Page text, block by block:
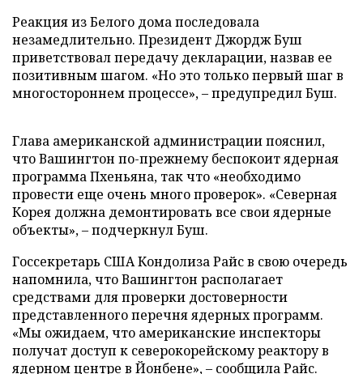
Реакция из Белого дома последовала
незамедлительно. Президент Джордж Буш
приветствовал передачу декларации, назвав ее
позитивным шагом. «Но это только первый шаг в
многостороннем процессе», – предупредил Буш.
Глава американской администрации пояснил,
что Вашингтон по-прежнему беспокоит ядерная
программа Пхеньяна, так что «необходимо
провести еще очень много проверок». «Северная
Корея должна демонтировать все свои ядерные
объекты», – подчеркнул Буш.
Госсекретарь США Кондолиза Райс в свою очередь
напомнила, что Вашингтон располагает
средствами для проверки достоверности
представленного перечня ядерных программ.
«Мы ожидаем, что американские инспекторы
получат доступ к северокорейскому реактору в
ядерном центре в Йонбене», – сообщила Райс.